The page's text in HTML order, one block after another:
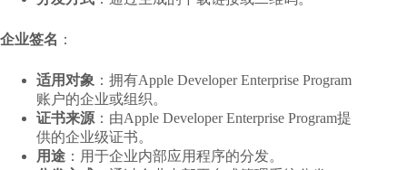
企业签名 ：
适用对象 ：拥有Apple Developer Enterprise Program
账户的企业或组织。
证书来源 ：由Apple Developer Enterprise Program提
供的企业级证书。
用途 ：用于企业内部应用程序的分发。